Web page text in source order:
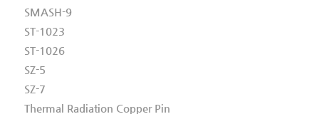
SMASH-9
ST-1023
ST-1026
SZ-5
SZ-7
Thermal Radiation Copper Pin